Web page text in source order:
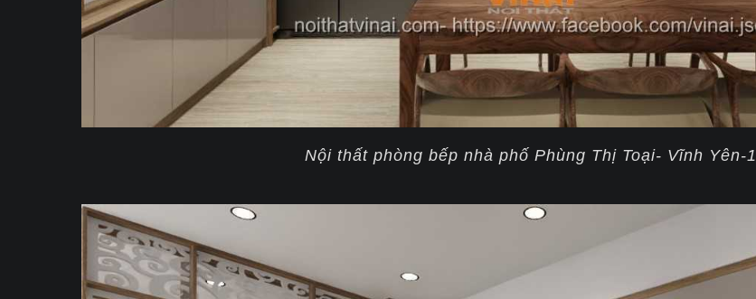
Nội thất phòng bếp nhà phố Phùng Thị Toại- Vĩnh Yên-1